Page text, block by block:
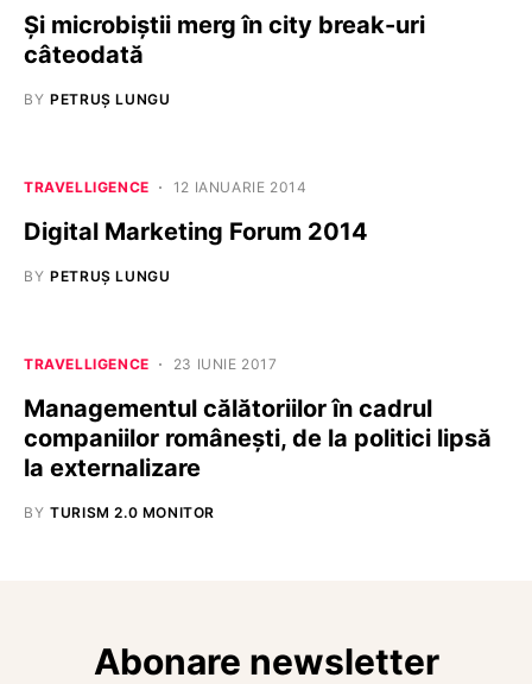
Și microbiștii merg în city break-uri
câteodată
BY PETRUȘ LUNGU
TRAVELLIGENCE 12 IANUARIE 2014
Digital Marketing Forum 2014
BY PETRUȘ LUNGU
TRAVELLIGENCE 23 IUNIE 2017
Managementul călătoriilor în cadrul
companiilor românești, de la politici lipsă
la externalizare
BY TURISM 2.0 MONITOR
Abonare newsletter